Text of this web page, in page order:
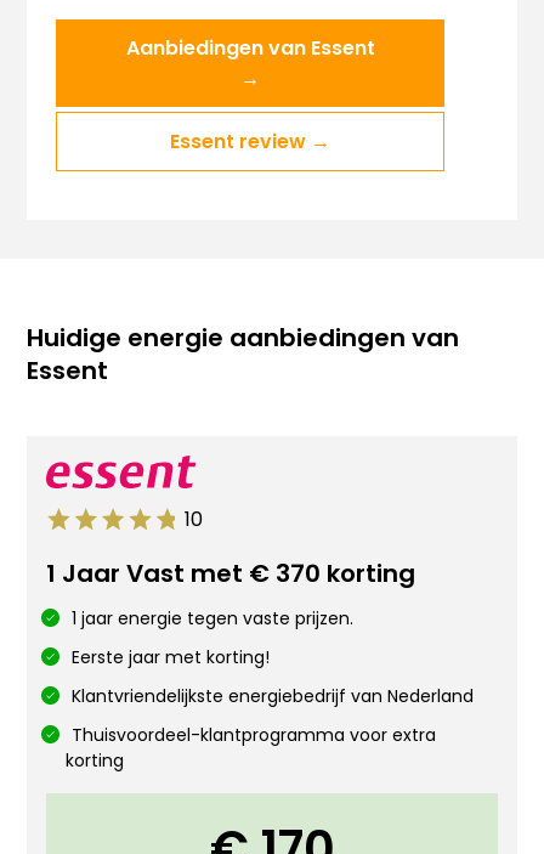
Aanbiedingen van Essent
→
Essent review →
Huidige energie aanbiedingen van
Essent
10
1 Jaar Vast met € 370 korting
1 jaar energie tegen vaste prijzen.
Eerste jaar met korting!
Klantvriendelijkste energiebedrijf van Nederland
Thuisvoordeel-klantprogramma voor extra
korting